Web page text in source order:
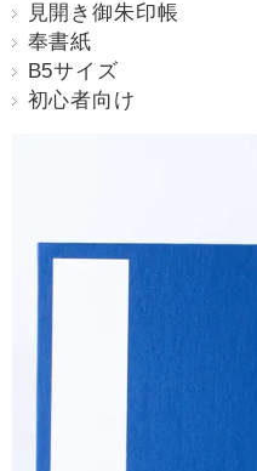
見開き御朱印帳
奉書紙
B5サイズ
初心者向け